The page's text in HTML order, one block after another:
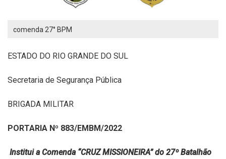
comenda 27° BPM
ESTADO DO RIO GRANDE DO SUL
Secretaria de Segurança Pública
BRIGADA MILITAR
PORTARIA Nº 883/EMBM/2022
Institui a Comenda “CRUZ MISSIONEIRA” do 27º Batalhão